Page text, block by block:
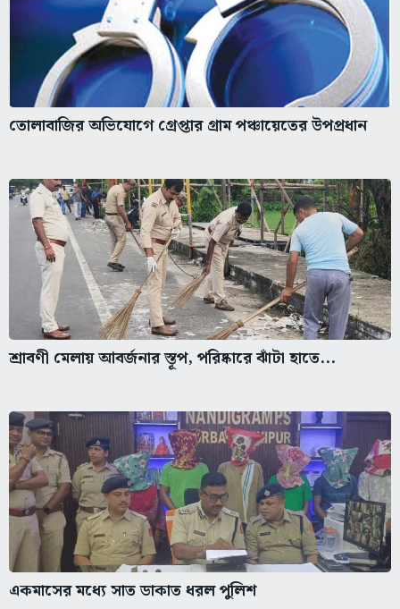
তোলাবাজির অভিযোগে গ্রেপ্তার গ্রাম পঞ্চায়েতের উপপ্রধান
শ্রাবণী মেলায় আবর্জনার স্তূপ, পরিষ্কারে ঝাঁটা হাতে...
একমাসের মধ্যে সাত ডাকাত ধরল পুলিশ